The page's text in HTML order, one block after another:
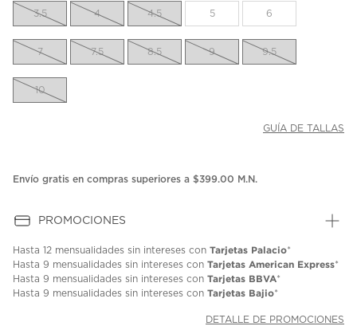
la
misma
3.5 4 4.5 5 6
7 7.5 8.5 9 9.5
10
GUÍA DE TALLAS
Envío gratis en compras superiores a $399.00 M.N.
PROMOCIONES
Hasta 12 mensualidades sin intereses con Tarjetas Palacio*
Hasta 9 mensualidades sin intereses con Tarjetas American Express*
Hasta 9 mensualidades sin intereses con Tarjetas BBVA*
Hasta 9 mensualidades sin intereses con Tarjetas Bajio*
DETALLE DE PROMOCIONES